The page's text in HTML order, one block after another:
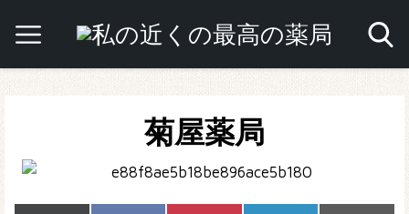
菊屋薬局